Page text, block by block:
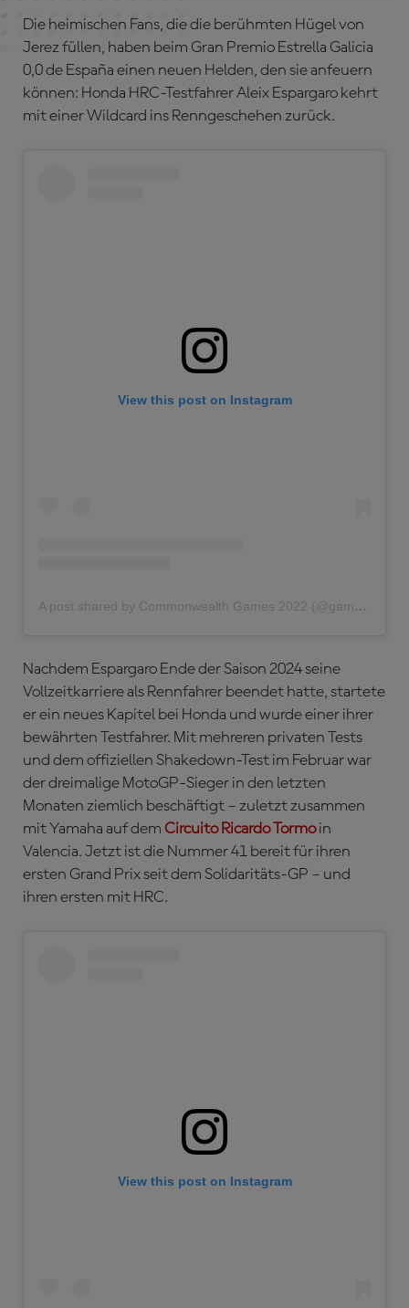
Die heimischen Fans, die die berühmten Hügel von
Jerez füllen, haben beim Gran Premio Estrella Galicia
0,0 de España einen neuen Helden, den sie anfeuern
können: Honda HRC-Testfahrer Aleix Espargaro kehrt
mit einer Wildcard ins Renngeschehen zurück.
View this post on Instagram
A post shared by Commonwealth Games 2022 (@gamescommonwealth)
Nachdem Espargaro Ende der Saison 2024 seine
Vollzeitkarriere als Rennfahrer beendet hatte, startete
er ein neues Kapitel bei Honda und wurde einer ihrer
bewährten Testfahrer. Mit mehreren privaten Tests
und dem offiziellen Shakedown-Test im Februar war
der dreimalige MotoGP-Sieger in den letzten
Monaten ziemlich beschäftigt – zuletzt zusammen
mit Yamaha auf dem Circuito Ricardo Tormoin
Valencia. Jetzt ist die Nummer 41 bereit für ihren
ersten Grand Prix seit dem Solidaritäts-GP – und
ihren ersten mit HRC.
View this post on Instagram